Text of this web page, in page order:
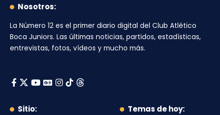
Nosotros:
La Número 12 es el primer diario digital del Club Atlético
Boca Juniors. Las últimas noticias, partidos, estadísticas,
entrevistas, fotos, vídeos y mucho más.
Sitio: Temas de hoy: